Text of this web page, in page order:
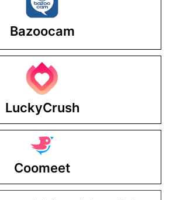
Bazoocam
LuckyCrush
Coomeet